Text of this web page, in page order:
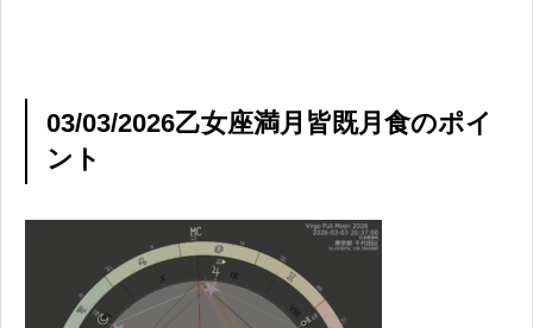
03/03/2026乙女座満月皆既月食のポイ
ント